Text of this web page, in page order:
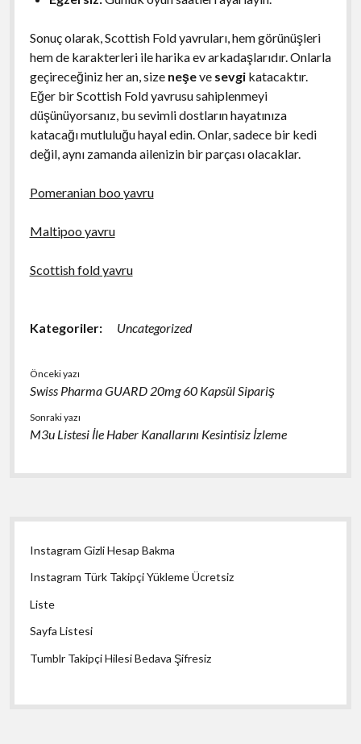
Sonuç olarak, Scottish Fold yavruları, hem görünüşleri
hem de karakterleri ile harika ev arkadaşlarıdır. Onlarla
geçireceğiniz her an, size neşeve sevgikatacaktır.
Eğer bir Scottish Fold yavrusu sahiplenmeyi
düşünüyorsanız, bu sevimli dostların hayatınıza
katacağı mutluluğu hayal edin. Onlar, sadece bir kedi
değil, aynı zamanda ailenizin bir parçası olacaklar.
Pomeranian boo yavru
Maltipoo yavru
Scottish fold yavru
Kategoriler: Uncategorized
Önceki yazı
Swiss Pharma GUARD 20mg 60 Kapsül Sipariş
Sonraki yazı
M3u Listesi İle Haber Kanallarını Kesintisiz İzleme
Yan
Menü
Instagram Gizli Hesap Bakma
Instagram Türk Takipçi Yükleme Ücretsiz
Liste
Sayfa Listesi
Tumblr Takipçi Hilesi Bedava Şifresiz